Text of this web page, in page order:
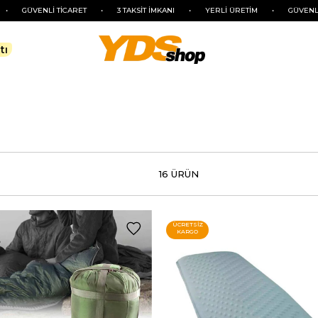
TİCARET • 3 TAKSİT İMKANI • YERLİ ÜRETİM • GÜVENLİ
16 ÜRÜN
ÜCRETSIZ
KARGO